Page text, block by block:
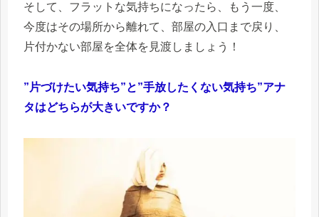
そして、フラットな気持ちになったら、もう一度、
今度はその場所から離れて、部屋の入口まで戻り、
片付かない部屋を全体を見渡しましょう！
”片づけたい気持ち”と”手放したくない気持ち”アナ
タはどちらが大きいですか？